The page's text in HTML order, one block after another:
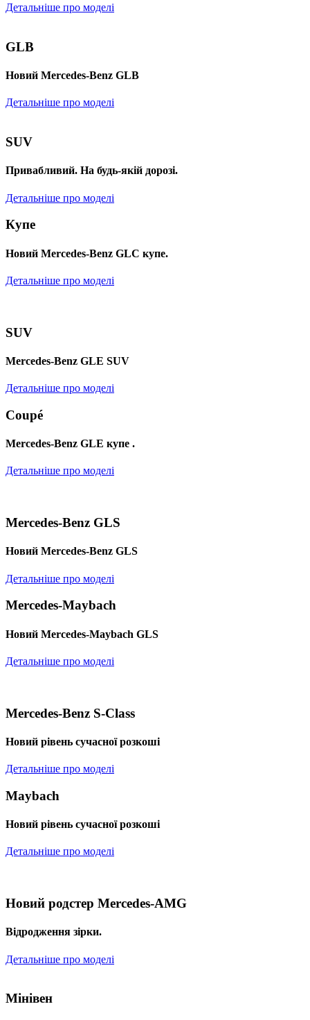
Детальніше про моделі
GLB
Новий Mercedes-Benz GLB
Детальніше про моделі
SUV
Привабливий. На будь-якій дорозі.
Детальніше про моделі
Купе
Новий Mercedes-Benz GLС купе.
Детальніше про моделі
SUV
Mercedes-Benz GLE SUV
Детальніше про моделі
Coupé
Mercedes-Benz GLE купе .
Детальніше про моделі
Mercedes-Benz GLS
Новий Mercedes-Benz GLS
Детальніше про моделі
Mercedes-Maybach
Новий Mercedes-Maybach GLS
Детальніше про моделі
Mercedes-Benz S-Class
Новий рівень сучасної розкоші
Детальніше про моделі
Maybach
Новий рівень сучасної розкоші
Детальніше про моделі
Новий родстер Mercedes-AMG
Відродження зірки.
Детальніше про моделі
Мінівен